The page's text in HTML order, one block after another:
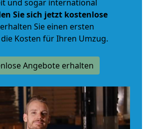
und sogar international
Sie sich jetzt kostenlose
Sie einen ersten
Kosten für Ihren Umzug.
Angebote erhalten